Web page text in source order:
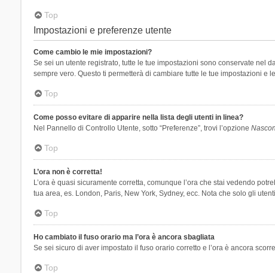
Top
Impostazioni e preferenze utente
Come cambio le mie impostazioni?
Se sei un utente registrato, tutte le tue impostazioni sono conservate nel
sempre vero. Questo ti permetterà di cambiare tutte le tue impostazioni e
Top
Come posso evitare di apparire nella lista degli utenti in linea?
Nel Pannello di Controllo Utente, sotto “Preferenze”, trovi l’opzione
Top
L’ora non è corretta!
L’ora è quasi sicuramente corretta, comunque l’ora che stai vedendo
tua area, es. London, Paris, New York, Sydney, ecc. Nota che solo gli
Top
Ho cambiato il fuso orario ma l’ora è ancora sbagliata
Se sei sicuro di aver impostato il fuso orario corretto e l’ora è ancora
Top